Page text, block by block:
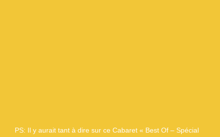
PS: Il y aurait tant à dire sur ce Cabaret « Best Of – Spécial